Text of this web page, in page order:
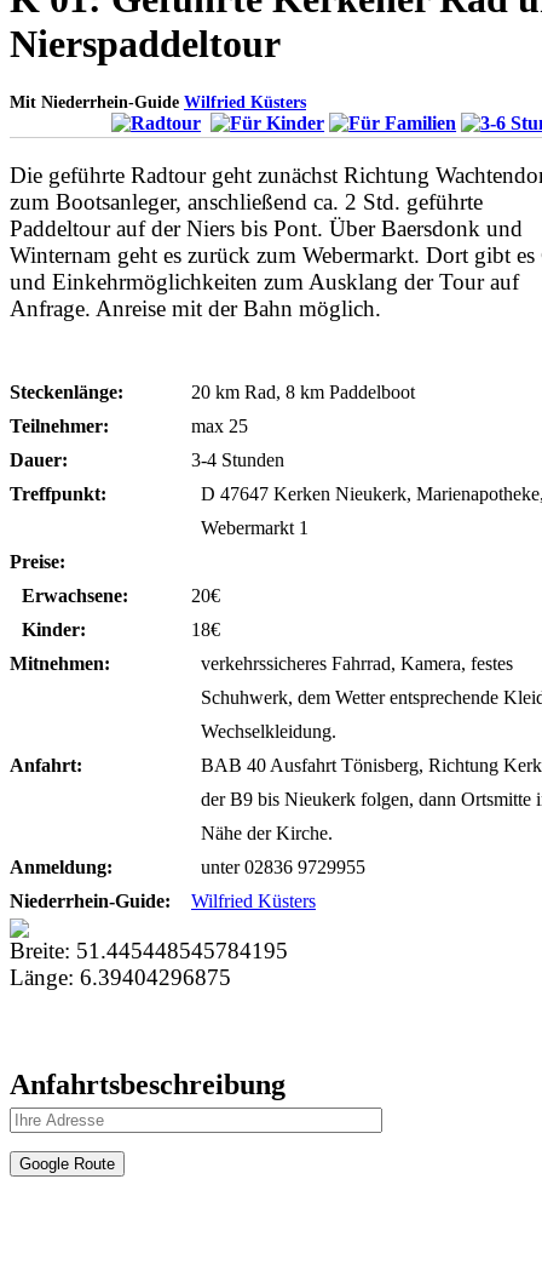
Nierspaddeltour
Mit Niederrhein-Guide Wilfried Küsters
Die geführte Radtour geht zunächst Richtung
zum Bootsanleger, anschließend ca. 2 Std. geführte
Paddeltour auf der Niers bis Pont. Über Baersdonk und
Winternam geht es zurück zum Webermarkt. Dort gibt
und Einkehrmöglichkeiten zum Ausklang der Tour auf
Anfrage. Anreise mit der Bahn möglich.
Steckenlänge:
20 km Rad, 8 km Paddelboot
Teilnehmer:
max 25
Dauer:
3-4 Stunden
Treffpunkt:
D 47647 Kerken Nieukerk,
Webermarkt 1
Preise:
Erwachsene:
Kinder:
20€
18€
Mitnehmen:
verkehrssicheres Fahrrad, Kamera, festes
Schuhwerk, dem Wetter entsprechende
Wechselkleidung.
Anfahrt:
BAB 40 Ausfahrt Tönisberg, Richtung
der B9 bis Nieukerk folgen, dann Ortsmitte
Nähe der Kirche.
Anmeldung:
unter 02836 9729955
Niederrhein-Guide:
Wilfried Küsters
Breite: 51.445448545784195
Länge: 6.39404296875
Anfahrtsbeschreibung